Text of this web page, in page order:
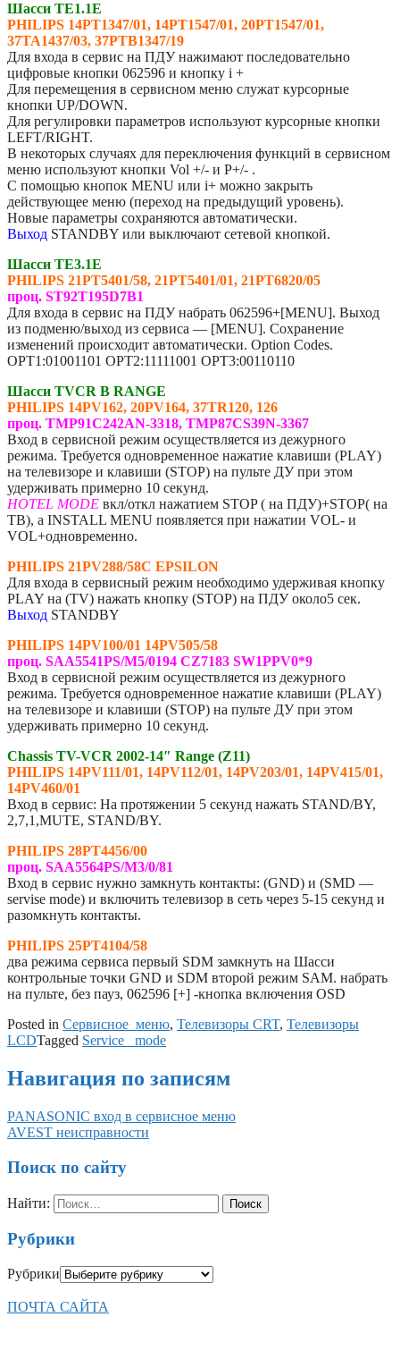
Шасси TE1.1E
PHILIPS 14PT1347/01, 14PT1547/01, 20PT1547/01,
37TA1437/03, 37PTB1347/19
Для входа в сервис на ПДУ нажимают последовательно
цифровые кнопки 062596 и кнопку i +
Для перемещения в сервисном меню служат курсорные
кнопки UP/DOWN.
Для регулировки параметров используют курсорные кнопки
LEFT/RIGHT.
В некоторых случаях для переключения функций в сервисном
меню используют кнопки Vol +/- и P+/- .
С помощью кнопок MENU или i+ можно закрыть
действующее меню (переход на предыдущий уровень).
Новые параметры сохраняются автоматически.
Выход STANDBY или выключают сетевой кнопкой.
Шасси TE3.1E
PHILIPS 21PT5401/58, 21PT5401/01, 21PT6820/05
проц. ST92T195D7B1
Для входа в сервис на ПДУ набрать 062596+[MENU]. Выход
из подменю/выход из сервиса — [MENU]. Сохранение
изменений происходит автоматически. Option Codes.
OPT1:01001101 OPT2:11111001 OPT3:00110110
Шасси TVCR B RANGE
PHILIPS 14PV162, 20PV164, 37TR120, 126
проц. TMP91C242AN-3318, TMP87CS39N-3367
Вход в сервисной режим осуществляется из дежурного
режима. Требуется одновременное нажатие клавиши (PLAY)
на телевизоре и клавиши (STOP) на пульте ДУ при этом
удерживать примерно 10 секунд.
HOTEL MODE вкл/откл нажатием STOP ( на ПДУ)+STOP( на
ТВ), a INSTALL MENU появляется при нажатии VOL- и
VOL+одновременно.
PHILIPS 21PV288/58С EPSILON
Для входа в сервисный режим необходимо удерживая кнопку
PLAY на (TV) нажать кнопку (STOP) на ПДУ около5 сек.
Выход STANDBY
PHILIPS 14PV100/01 14PV505/58
проц. SAA5541PS/M5/0194 CZ7183 SW1PPV0*9
Вход в сервисной режим осуществляется из дежурного
режима. Требуется одновременное нажатие клавиши (PLAY)
на телевизоре и клавиши (STOP) на пульте ДУ при этом
удерживать примерно 10 секунд.
Chassis TV-VCR 2002-14″ Range (Z11)
PHILIPS 14PV111/01, 14PV112/01, 14PV203/01, 14PV415/01,
14PV460/01
Вход в сервис: На протяжении 5 секунд нажать STAND/BY,
2,7,1,MUTE, STAND/BY.
PHILIPS 28PT4456/00
проц. SAA5564PS/M3/0/81
Вход в сервис нужно замкнуть контакты: (GND) и (SMD —
servise mode) и включить телевизор в сеть через 5-15 секунд и
разомкнуть контакты.
PHILIPS 25PT4104/58
два режима сервиса первый SDM замкнуть на Шасси
контрольные точки GND и SDM второй режим SAM. набрать
на пульте, без пауз, 062596 [+] -кнопка включения OSD
Posted in Сервисное_меню, Телевизоры CRT, Телевизоры
LCDTagged Service _mode
Навигация по записям
PANASONIC вход в сервисное меню
AVEST неисправности
Поиск по сайту
Найти:
Рубрики
Рубрики
ПОЧТА САЙТА